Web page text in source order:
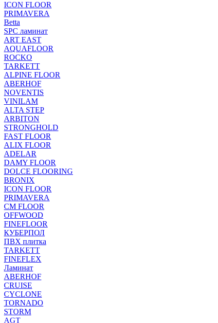
ICON FLOOR
PRIMAVERA
Betta
SPC ламинат
ART EAST
AQUAFLOOR
ROCKO
TARKETT
ALPINE FLOOR
ABERHOF
NOVENTIS
VINILAM
ALTA STEP
ARBITON
STRONGHOLD
FAST FLOOR
ALIX FLOOR
ADELAR
DAMY FLOOR
DOLCE FLOORING
BRONIX
ICON FLOOR
PRIMAVERA
CM FLOOR
OFFWOOD
FINEFLOOR
КУБЕРПОЛ
ПВХ плитка
TARKETT
FINEFLEX
Ламинат
ABERHOF
CRUISE
CYCLONE
TORNADO
STORM
AGT